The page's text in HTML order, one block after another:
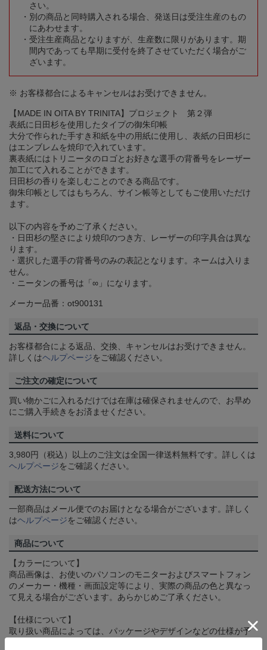
さい。
別の商品と同時購入される場合、発送日は受注生産のもの
にあわせます。
受注生産商品となりますが、生産数に限りがあります。期
間内であっても早期に受付を終了させていただく場合がご
ざいます。
※ お客様都合によるキャンセルはお受けできません。
【MADE IN OITA BY TRINITA】プロジェクト 第２弾
表紙に日田杉を使用したタイプの御朱印帳
大分で作られた手すき和紙を中の用紙に使用し、表紙の日田杉に
はエンブレムを焼印で入れています。
裏表紙にはトリニータのロゴとお好きな選手の背番号をレーザー
加工にて入れることができます。
日田杉の香りを楽しむことのできる商品です。
御朱印帳としてはもちろん、サイン帳等としてもご使用いただけ
ます。
以下の内容を予めご了承ください。
・日田杉の堅さにより焼印のつき方、レーザーの印字具合は異な
ります。
・選択した選手の背番号のみの表記となります。ネームは入りま
せん。
・ニータンの番号は「∞」になります。
メーカー品番：ot900131
返品・交換について
お客様都合による返品、交換、キャンセルはお受けできません。
詳しくはヘルプページをご確認ください。
ご注文の確定について
買い物かごに入れるだけでは在庫は確保されませんので、お早め
にご購入手続きをお済ませください。
送料について
3,980円（税込）以上のご注文は全国一律送料無料です。詳しくは
ヘルプページをご確認ください。
配送方法について
一部商品はメール便でのお届けとなる場合がございます。詳しく
はヘルプページをご確認ください。
商品について
【カラーについて】
商品画像は、お使いのパソコンのモニターおよびスマートフォン
のメーカー・機種・画面設定等により、実際の商品の色と異なっ
て見える場合がございます。あらかじめご了承ください。
【仕様について】
取り扱い商品によっては、パッケージやデザインなどの仕様が予